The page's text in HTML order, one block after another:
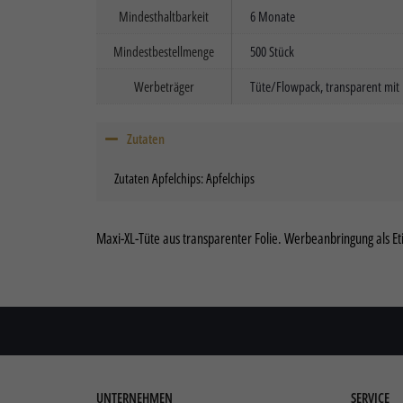
Mindesthaltbarkeit
6 Monate
Mindestbestellmenge
500 Stück
Werbeträger
Tüte/Flowpack, transparent mit
Zutaten
Zutaten Apfelchips: Apfelchips
Maxi-XL-Tüte aus transparenter Folie. Werbeanbringung als
UNTERNEHMEN SERVICE
zu